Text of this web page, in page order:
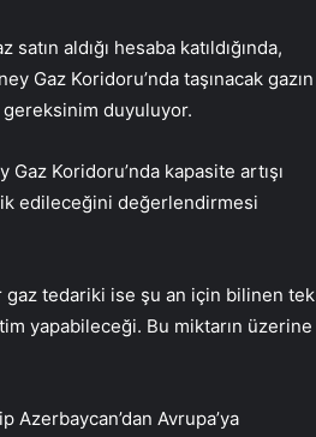
aldığı hesaba katıldığında,
Gaz Koridoru’nda taşınacak gazın
duyuluyor.
Koridoru’nda kapasite artışı
edileceğini değerlendirmesi
gaz tedariki ise şu an için bilinen tek
yapabileceği. Bu miktarın üzerine
Avrupa’ya